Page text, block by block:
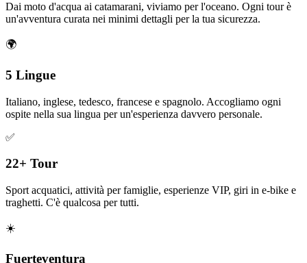
Dai moto d'acqua ai catamarani, viviamo per l'oceano. Ogni tour è
un'avventura curata nei minimi dettagli per la tua sicurezza.
🌍
5 Lingue
Italiano, inglese, tedesco, francese e spagnolo. Accogliamo ogni
ospite nella sua lingua per un'esperienza davvero personale.
✅
22+ Tour
Sport acquatici, attività per famiglie, esperienze VIP, giri in e-bike e
traghetti. C'è qualcosa per tutti.
☀️
Fuerteventura